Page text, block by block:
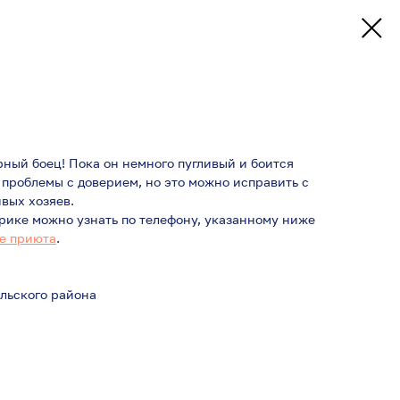
боец! Пока он немного пугливый и боится
проблемы с доверием, но это можно исправить с
хозяев.
можно узнать по телефону, указанному ниже
приюта.
района